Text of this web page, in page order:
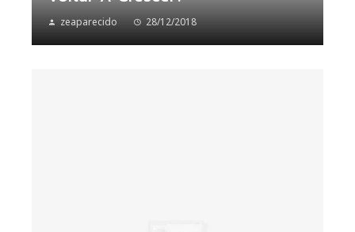
zeaparecido 28/12/2018